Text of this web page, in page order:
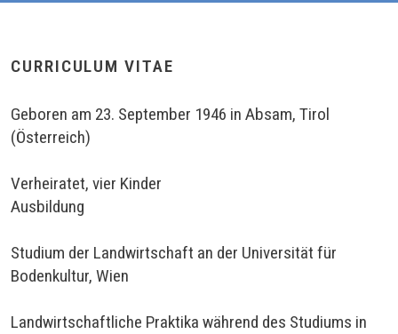
CURRICULUM VITAE
Geboren am 23. September 1946 in Absam, Tirol
(Österreich)
Verheiratet, vier Kinder
Ausbildung
Studium der Landwirtschaft an der Universität für
Bodenkultur, Wien
Landwirtschaftliche Praktika während des Studiums in